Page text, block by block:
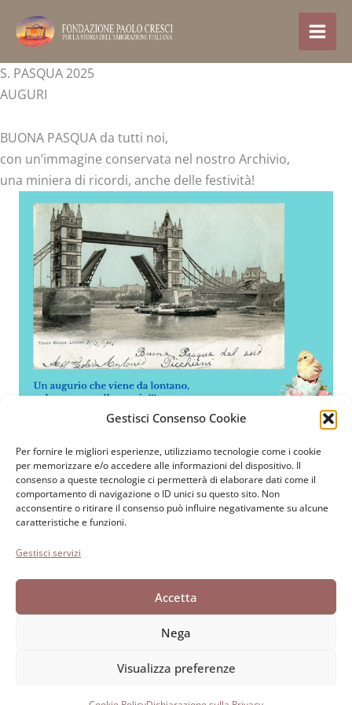
Gestisci Consenso Cookie
Per fornire le migliori esperienze, utilizziamo tecnologie come i cookie
per memorizzare e/o accedere alle informazioni del dispositivo. Il
consenso a queste tecnologie ci permetterà di elaborare dati come il
comportamento di navigazione o ID unici su questo sito. Non
acconsentire o ritirare il consenso può influire negativamente su alcune
caratteristiche e funzioni.
Gestisci servizi
Accetta
Nega
Visualizza preferenze
contenuto
S. PASQUA 2025
AUGURI
BUONA PASQUA da tutti noi,
con un’immagine conservata nel nostro Archivio,
una miniera di ricordi, anche delle festività!
Fondazione Paolo Cresciper la storia dell’emigrazione
italiana
Cortile Carrara, 1 - 55100 Lucca
Accessibilità
Cookie Policy
Sviluppato da Directo